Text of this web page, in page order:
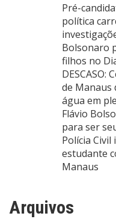
Pré-
política
Bolsonaro
filhos no
DESCASO:
de Manaus
água em
Flávio
para ser
Polícia
estudante
Manaus
Arquivos